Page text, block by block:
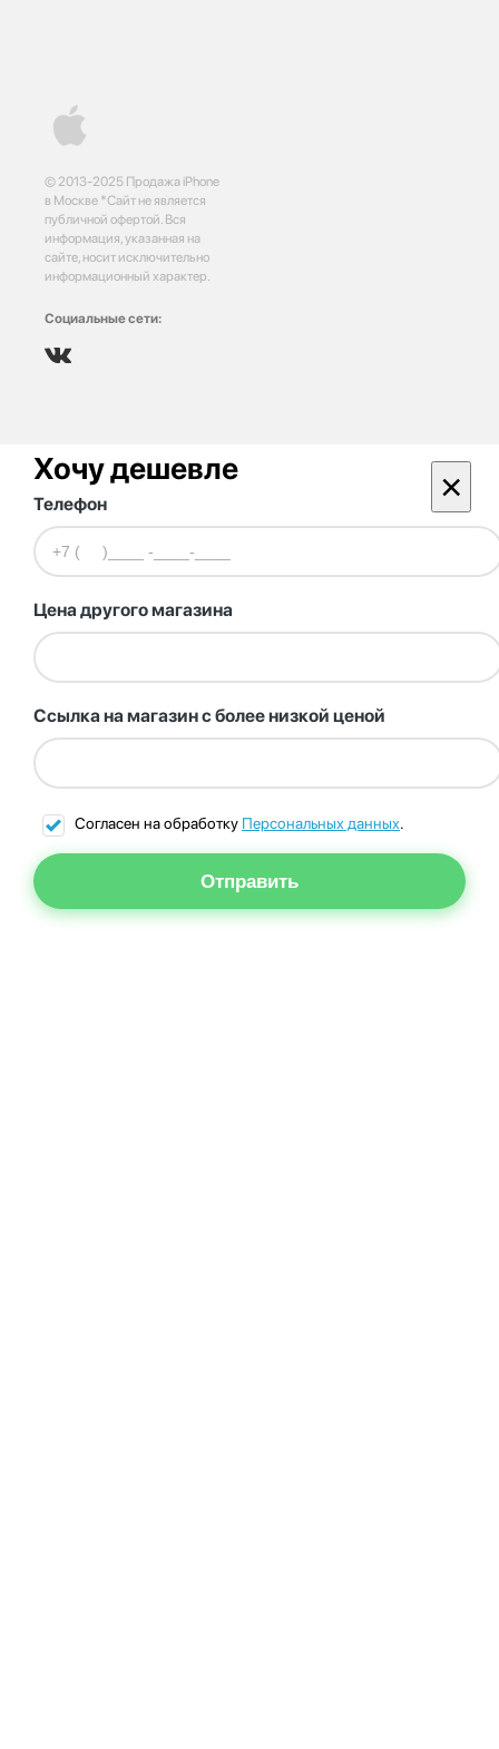
© 2013-2025 Продажа iPhone
в Москве *Сайт не является
публичной офертой. Вся
информация, указанная на
сайте, носит исключительно
информационный характер.
Социальные сети:
Хочу дешевле ×
Телефон
Цена другого магазина
Ссылка на магазин с более низкой ценой
Согласен на обработку Персональных данных.
Отправить